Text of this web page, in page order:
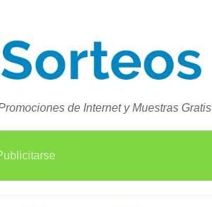
de Internet y Muestras Gratis